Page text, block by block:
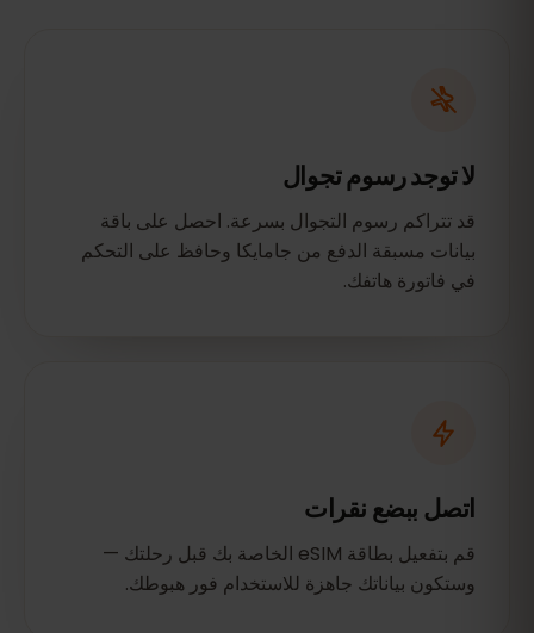
لا توجد رسوم تجوال
قد تتراكم رسوم التجوال بسرعة. احصل على باقة
بيانات مسبقة الدفع من جامايكا وحافظ على التحكم
في فاتورة هاتفك.
اتصل ببضع نقرات
قم بتفعيل بطاقة eSIM الخاصة بك قبل رحلتك —
وستكون بياناتك جاهزة للاستخدام فور هبوطك.